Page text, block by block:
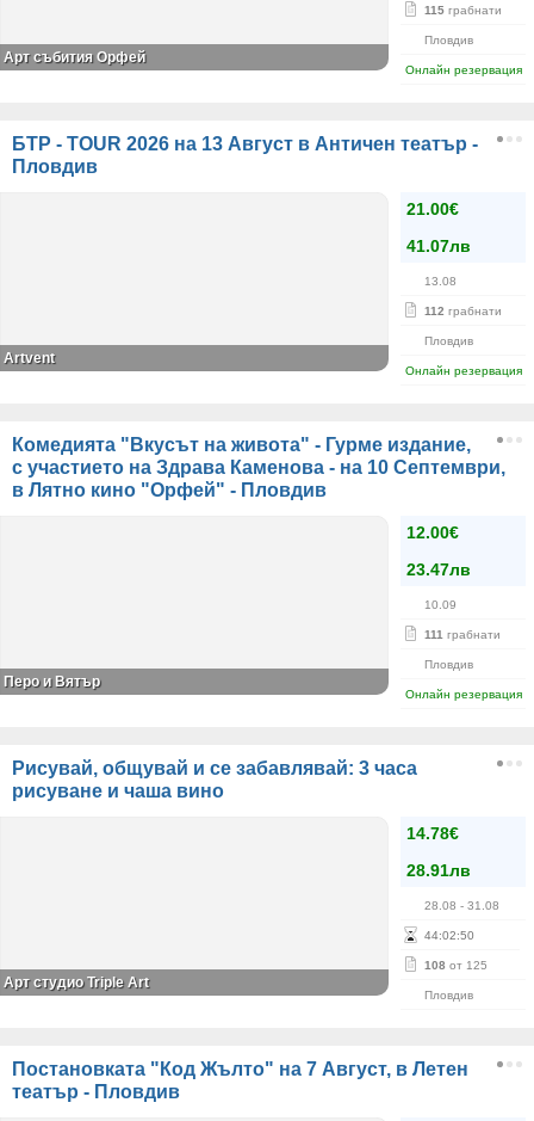
115 грабнати
Пловдив
Онлайн резервация
Арт събития Орфей
БТР - TOUR 2026 на 13 Август в Античен театър -
Пловдив
21.00€
41.07лв
13.08
112 грабнати
Пловдив
Онлайн резервация
Artvent
Комедията "Вкусът на живота" - Гурме издание,
с участието на Здрава Каменова - на 10 Септември,
в Лятно кино "Орфей" - Пловдив
12.00€
23.47лв
10.09
111 грабнати
Пловдив
Онлайн резервация
Перо и Вятър
Рисувай, общувай и се забавлявай: 3 часа
рисуване и чаша вино
14.78€
28.91лв
28.08 - 31.08
44:02:50
108 от 125
Пловдив
Арт студио Triple Art
Постановката "Код Жълто" на 7 Август, в Летен
театър - Пловдив